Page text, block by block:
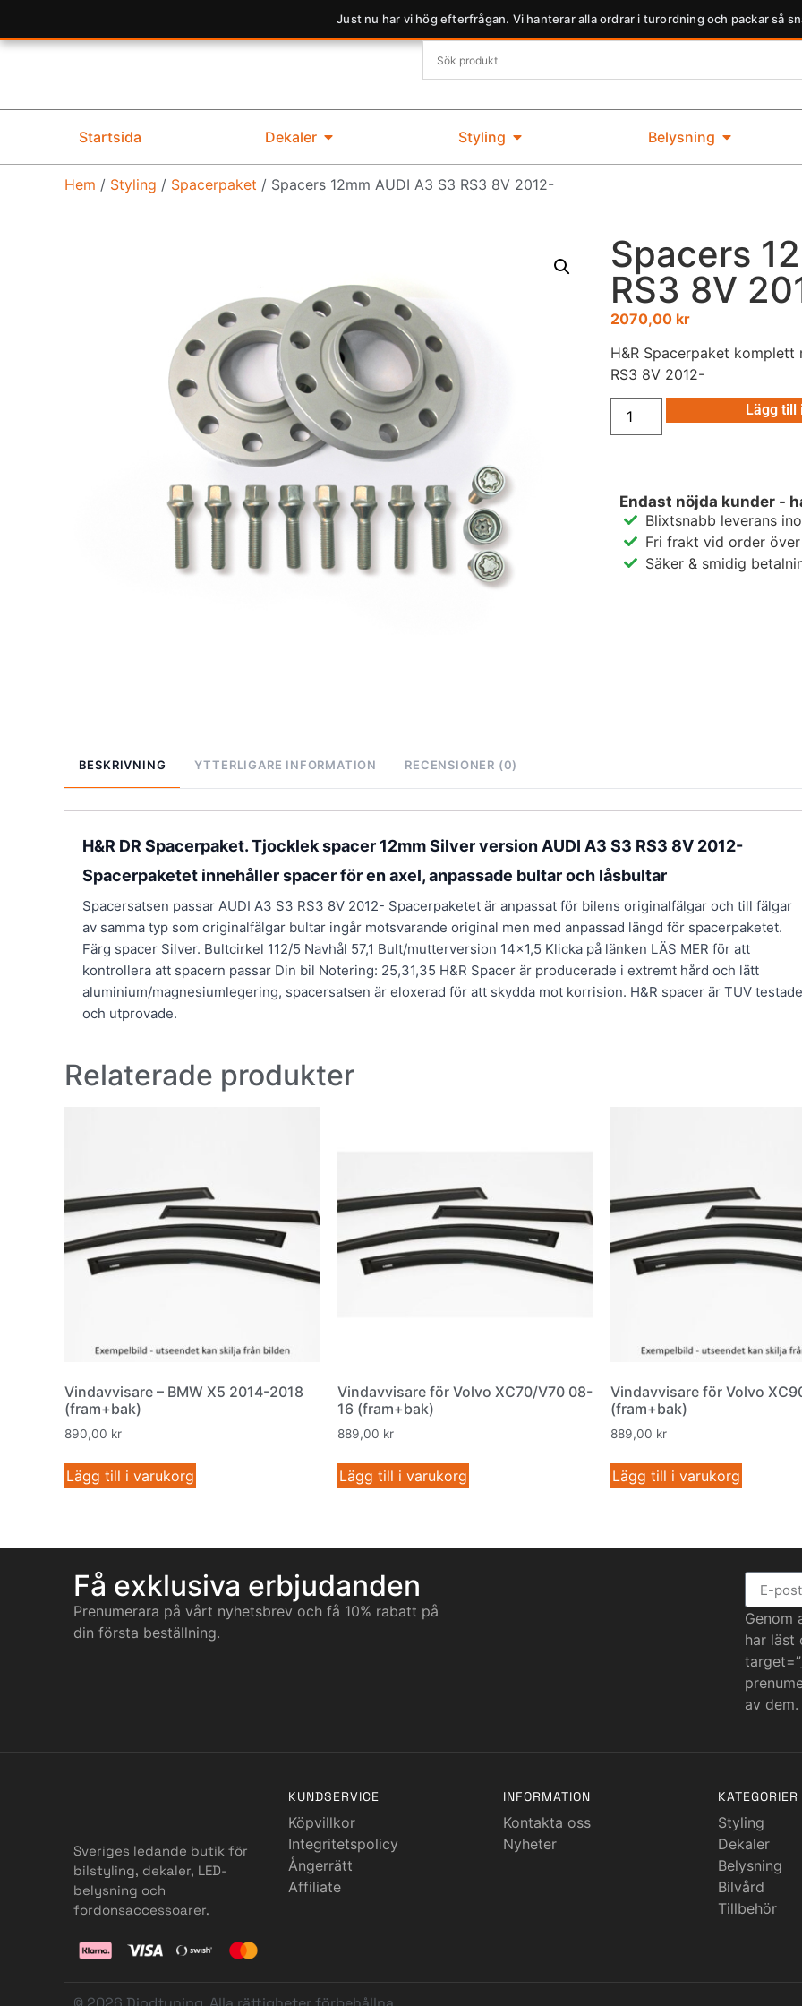
Just nu har vi hög efterfrågan. Vi hanterar alla ordrar i turordning och packar så
Startsida Dekaler Styling Belysning
Hem / Styling / Spacerpaket / Spacers 12mm AUDI A3 S3 RS3 8V 2012-
Spacers
RS3 8V
2070,00 kr
H&R Spacerpaket
RS3 8V 2012-
Lägg till
Endast nöjda kunder -
Blixtsnabb leverans
Fri frakt vid order
Säker & smidig
BESKRIVNING YTTERLIGARE INFORMATION RECENSIONER (0)
H&R DR Spacerpaket. Tjocklek spacer 12mm Silver version AUDI A3 S3 RS3 8V 2012-
Spacerpaketet innehåller spacer för en axel, anpassade bultar och låsbultar
Spacersatsen passar AUDI A3 S3 RS3 8V 2012- Spacerpaketet är anpassat för bilens originalfälgar och till fälgar
av samma typ som originalfälgar bultar ingår motsvarande original men med anpassad längd för spacerpaketet.
Färg spacer Silver. Bultcirkel 112/5 Navhål 57,1 Bult/mutterversion 14×1,5 Klicka på länken LÄS MER för att
kontrollera att spacern passar Din bil Notering: 25,31,35 H&R Spacer är producerade i extremt hård och lätt
aluminium/magnesiumlegering, spacersatsen är eloxerad för att skydda mot korrision. H&R spacer är TUV testade
och utprovade.
Relaterade produkter
Vindavvisare – BMW X5 2014-2018
(fram+bak)
890,00 kr
Lägg till i varukorg
Vindavvisare för Volvo XC70/V70 08-
16 (fram+bak)
889,00 kr
Lägg till i varukorg
Vindavvisare för Volvo
(fram+bak)
889,00 kr
Lägg till i varukorg
Få exklusiva erbjudanden
Prenumerara på vårt nyhetsbrev och få 10% rabatt på
din första beställning.
Genom
har läst
av dem.
Sveriges ledande butik för
bilstyling, dekaler, LED-
belysning och
fordonsaccessoarer.
KUNDSERVICE
Köpvillkor
Integritetspolicy
Ångerrätt
Affiliate
INFORMATION
Kontakta oss
Nyheter
KATEGORIER
Styling
Dekaler
Belysning
Bilvård
Tillbehör